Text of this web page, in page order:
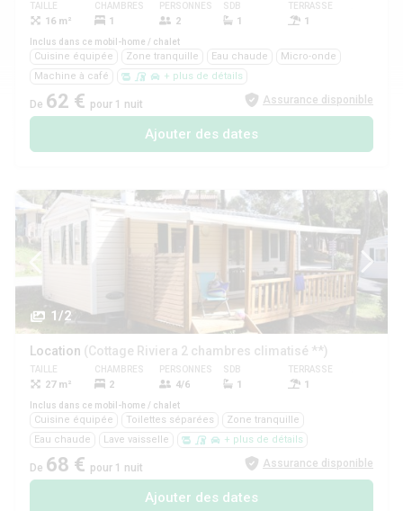
TAILLE
16 m²
CHAMBRES
1
PERSONNES
2
SDB
1
TERRASSE
1
Inclus dans ce mobil-home / chalet
Cuisine équipée Zone tranquille Eau chaude
Micro-onde
Machine à café
+ plus de détails
De 62 € pour 1 nuit Assurance disponible
Ajouter des dates
1/2
Location (Cottage Riviera 2 chambres climatisé **)
TAILLE
27 m²
CHAMBRES
2
PERSONNES
4/6
SDB
1
TERRASSE
1
Inclus dans ce mobil-home / chalet
Cuisine équipée Toilettes séparées
Zone tranquille
Eau chaude
Lave vaisselle + plus de détails
De 68 € pour 1 nuit Assurance disponible
Ajouter des dates